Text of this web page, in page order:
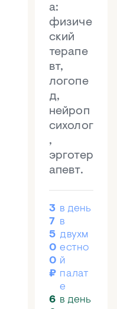
а:
физиче
ский
терапе
вт,
логопе
д,
нейроп
сихолог
,
эрготер
апевт.
3
7
5
0
0
₽
в день
в
двухм
естно
й
палат
е
6 в день